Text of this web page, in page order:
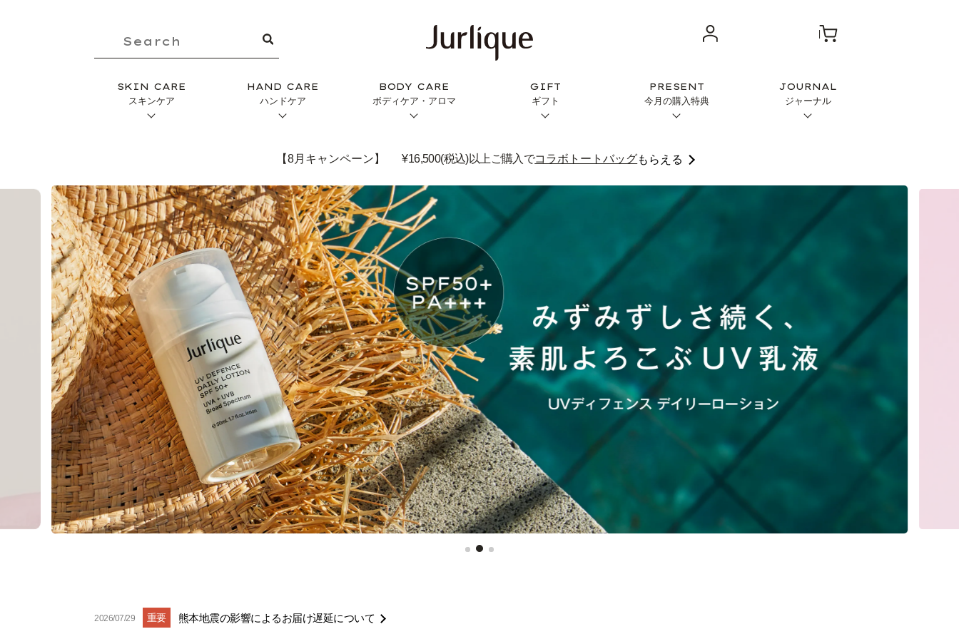
SKIN CARE
スキンケア
HAND CARE
ハンドケア
BODY CARE
ボディケア・アロマ
GIFT
ギフト
PRESENT
今月の購入特典
JOURNAL
ジャーナル
【8月キャンペーン】 ¥16,500(税込)以上ご購入でコラボトートバッグもらえる
2026/07/29 重要 熊本地震の影響によるお届け遅延について